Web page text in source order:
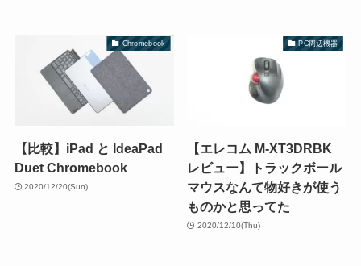
Chromebook
【比較】iPad と IdeaPad
Duet Chromebook
2020/12/20(Sun)
PC周辺機器
【エレコム M-XT3DRBK
レビュー】トラックボール
マウスなんて物好きが使う
ものかと思ってた
2020/12/10(Thu)